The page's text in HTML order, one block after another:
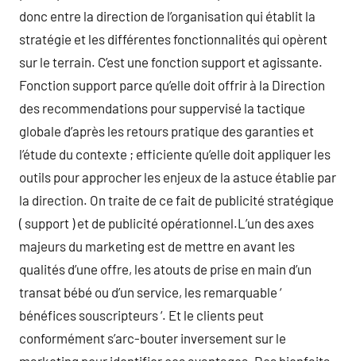
donc entre la direction de l’organisation qui établit la
stratégie et les différentes fonctionnalités qui opèrent
sur le terrain. C’est une fonction support et agissante.
Fonction support parce qu’elle doit offrir à la Direction
des recommendations pour suppervisé la tactique
globale d’après les retours pratique des garanties et
l’étude du contexte ; efficiente qu’elle doit appliquer les
outils pour approcher les enjeux de la astuce établie par
la direction. On traite de ce fait de publicité stratégique
( support ) et de publicité opérationnel.L’un des axes
majeurs du marketing est de mettre en avant les
qualités d’une offre, les atouts de prise en main d’un
transat bébé ou d’un service, les remarquable ‘
bénéfices souscripteurs ‘. Et le clients peut
conformément s’arc-bouter inversement sur le